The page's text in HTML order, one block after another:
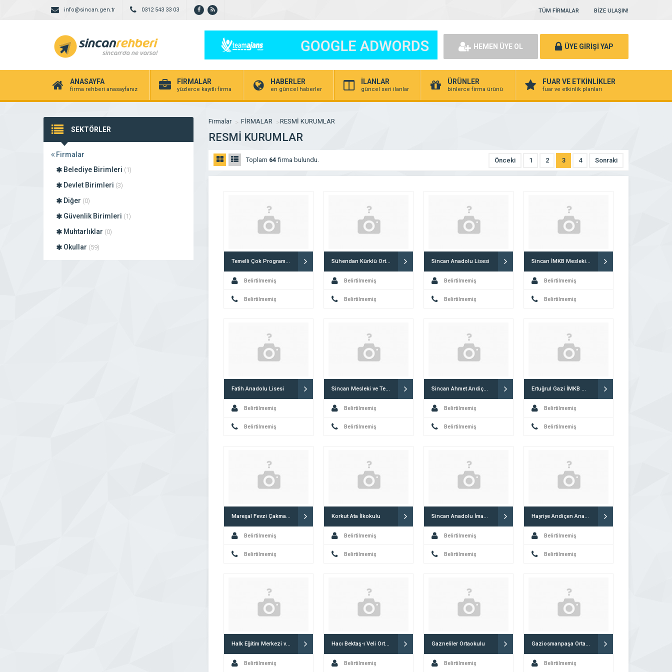
info@sincan.gen.tr 0312 543 33 03 TÜM FİRMALAR BİZE ULAŞIN!
HEMEN ÜYE OL ÜYE GİRİŞİ YAP
ANASAYFA
firma rehberi anasayfanız
FİRMALAR
yüzlerce kayıtlı firma
HABERLER
en güncel haberler
İLANLAR
güncel seri ilanlar
ÜRÜNLER
binlerce firma ürünü
FUAR VE ETKİNLİKLER
fuar ve etkinlik planları
SEKTÖRLER
Firmalar
Belediye Birimleri (1)
Devlet Birimleri (3)
Diğer (0)
Güvenlik Birimleri (1)
Muhtarlıklar (0)
Okullar (59)
Firmalar FİRMALAR RESMİ KURUMLAR
RESMİ KURUMLAR
Toplam 64 firma bulundu. Önceki 1 2 3 4 Sonraki
Temelli Çok Programlı Lisesi
Belirtilmemiş
Belirtilmemiş
Sühendan Kürklü Ortaokulu
Belirtilmemiş
Belirtilmemiş
Sincan Anadolu Lisesi
Belirtilmemiş
Belirtilmemiş
Sincan İMKB Mesleki ve Teknik Anadolu Lisesi
Belirtilmemiş
Belirtilmemiş
Fatih Anadolu Lisesi
Belirtilmemiş
Belirtilmemiş
Sincan Mesleki ve Teknik Anadolu Lisesi
Belirtilmemiş
Belirtilmemiş
Sincan Ahmet Andiçen Mesleki ve Teknik Anadolu Lisesi
Belirtilmemiş
Belirtilmemiş
Ertuğrul Gazi İMKB Mesleki ve Teknik Anadolu Lisesi
Belirtilmemiş
Belirtilmemiş
Mareşal Fevzi Çakmak Ortaokulu
Belirtilmemiş
Belirtilmemiş
Korkut Ata İlkokulu
Belirtilmemiş
Belirtilmemiş
Sincan Anadolu İmam Hatip Lisesi
Belirtilmemiş
Belirtilmemiş
Hayriye Andiçen Anaokulu
Belirtilmemiş
Belirtilmemiş
Halk Eğitim Merkezi ve Akşam Sanat Okulu
Belirtilmemiş
Hacı Bektaş-ı Veli Ortaokulu
Belirtilmemiş
Gazneliler Ortaokulu
Belirtilmemiş
Gaziosmanpaşa Ortaokulu
Belirtilmemiş